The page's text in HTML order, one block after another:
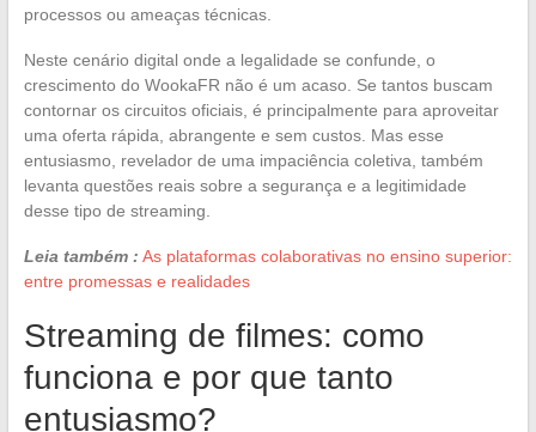
processos ou ameaças técnicas.
Neste cenário digital onde a legalidade se confunde, o
crescimento do WookaFR não é um acaso. Se tantos buscam
contornar os circuitos oficiais, é principalmente para aproveitar
uma oferta rápida, abrangente e sem custos. Mas esse
entusiasmo, revelador de uma impaciência coletiva, também
levanta questões reais sobre a segurança e a legitimidade
desse tipo de streaming.
Leia também : As plataformas colaborativas no ensino superior:
entre promessas e realidades
Streaming de filmes: como
funciona e por que tanto
entusiasmo?